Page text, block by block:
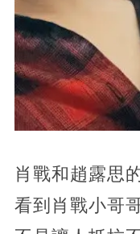
肖戰和趙露思
看到肖戰小哥